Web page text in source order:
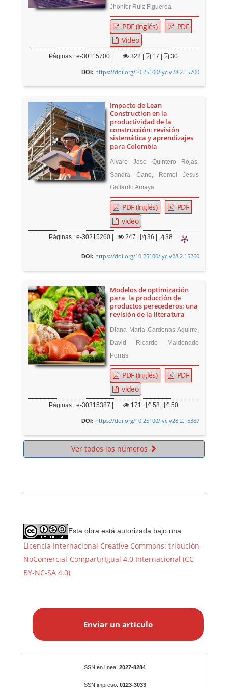
Jhonfer Ruiz Figueroa
PDF (Inglés)
PDF
Video
Páginas : e-30115700 | 322 17 | 30
DOI: https://doi.org/10.25100/iyc.v28i2.15700
Impacto de Lean
Construction en la
productividad de la
construcción: revisión
sistemática y aprendizajes
para Colombia
Alvaro Jose Quintero Rojas,
Sandra Cano, Romel Jesus
Gallardo Amaya
PDF (Inglés)
PDF
video
Páginas : e-30215260 | 247 36 | 38
DOI: https://doi.org/10.25100/iyc.v28i2.15260
Modelos de optimización
para la producción de
productos perecederos: una
revisión de la literatura
Diana María Cárdenas Aguirre,
David Ricardo Maldonado
Porras
PDF (Inglés)
PDF
video
Páginas : e-30315387 | 171 58 | 50
DOI: https://doi.org/10.25100/iyc.v28i2.15387
Ver todos los números
Esta obra está autorizada bajo una
Licencia Internacional Creative Commons: tribución-
NoComercial-CompartirIgual 4.0 Internacional (CC
BY-NC-SA 4.0)
a
Enviar un artículo
ISSN en línea: 2027-8284
ISSN impreso: 0123-3033